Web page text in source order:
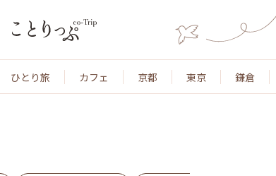
ひとり旅 カフェ 京都 東京 鎌倉